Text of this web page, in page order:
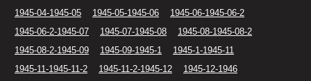
1945-04-1945-05
1945-05-1945-06
1945-06-1945-06-2
1945-06-2-1945-07
1945-07-1945-08
1945-08-1945-08-2
1945-08-2-1945-09
1945-09-1945-1
1945-1-1945-11
1945-11-1945-11-2
1945-11-2-1945-12
1945-12-1946